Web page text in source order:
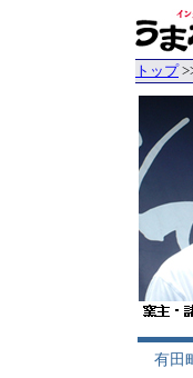
トップ
有田